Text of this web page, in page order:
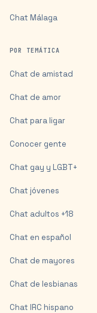
Chat Málaga
POR TEMÁTICA
Chat de amistad
Chat de amor
Chat para ligar
Conocer gente
Chat gay y LGBT+
Chat jóvenes
Chat adultos +18
Chat en español
Chat de mayores
Chat de lesbianas
Chat IRC hispano